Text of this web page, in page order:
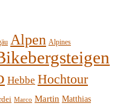
Alpen Alpines
Hebbe Hochtour
Marco Martin Matthias